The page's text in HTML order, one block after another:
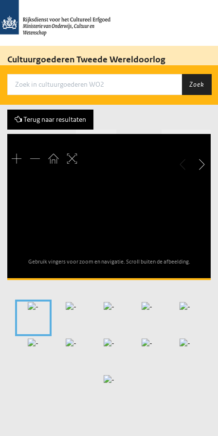
Cultuurgoederen Tweede Wereldoorlog
Zoek
Terug naar resultaten
Gebruik vingers voor zoom en navigatie. Scroll buiten de afbeelding.